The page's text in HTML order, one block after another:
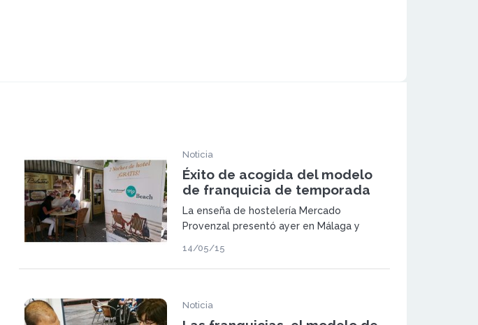
Noticia
Éxito de acogida del modelo
de franquicia de temporada
La enseña de hostelería Mercado
Provenzal presentó ayer en Málaga y
14/05/15
Noticia